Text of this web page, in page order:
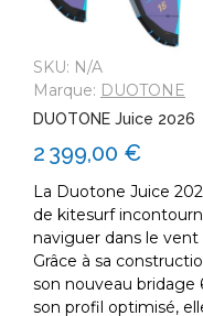
SKU: N/A
Marque: DUOTONE
DUOTONE Juice 2026
2 399,00 €
La Duotone Juice
de kitesurf
naviguer dans le vent
Grâce à sa
son nouveau bridage
son profil optimisé,